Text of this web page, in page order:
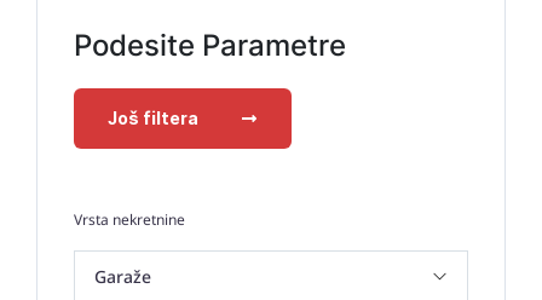
Podesite Parametre
Još filtera
Vrsta nekretnine